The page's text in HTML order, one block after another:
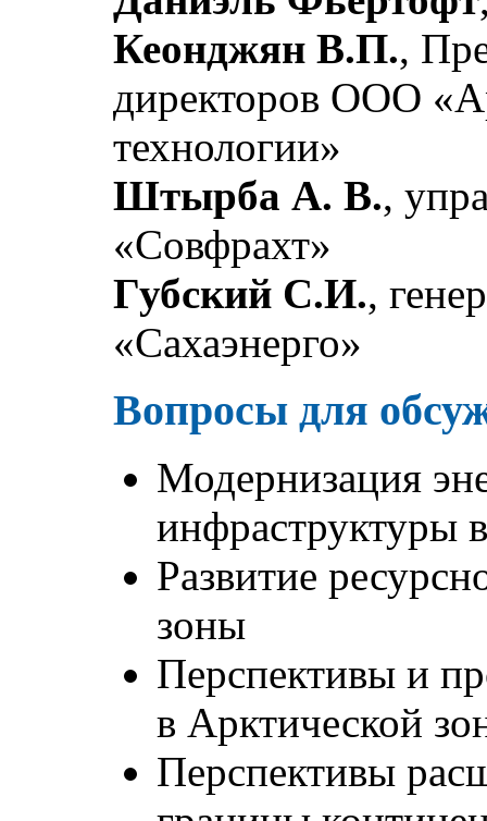
Кеонджян В.П.,
директоров ООО
технологии»
Штырба А. В.,
«Совфрахт»
Губский С.И.,
«Сахаэнерго»
Вопросы для
Модернизация
инфраструктуры
Развитие
зоны
Перспективы и
в Арктической
Перспективы